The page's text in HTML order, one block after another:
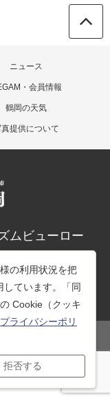
ニュース
・会員情報
鶴岡の天気
提供について
ムビューロー
の利用状況を把
ています。「同
Cookie（クッキ
プライバシーポリ
拒否する